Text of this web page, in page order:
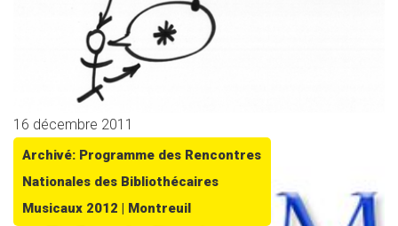
16 décembre 2011
Archivé: Programme des Rencontres
Nationales des Bibliothécaires
Musicaux 2012 | Montreuil